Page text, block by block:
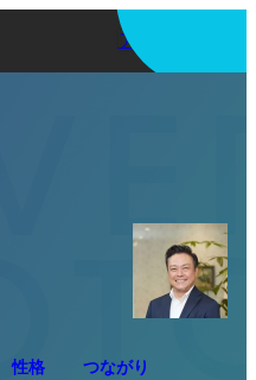
アプリを使う
性格 つながり